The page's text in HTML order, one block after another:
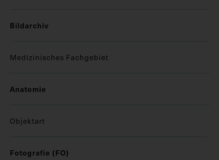
Bildarchiv
Medizinisches Fachgebiet
Anatomie
Objektart
Fotografie (FO)